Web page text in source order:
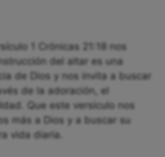
1 Crónicas 21:18 nos
del altar es una
de Dios y nos invita a buscar
de la adoración, el
Que este versículo nos
más a Dios y a buscar su
vida diaria.